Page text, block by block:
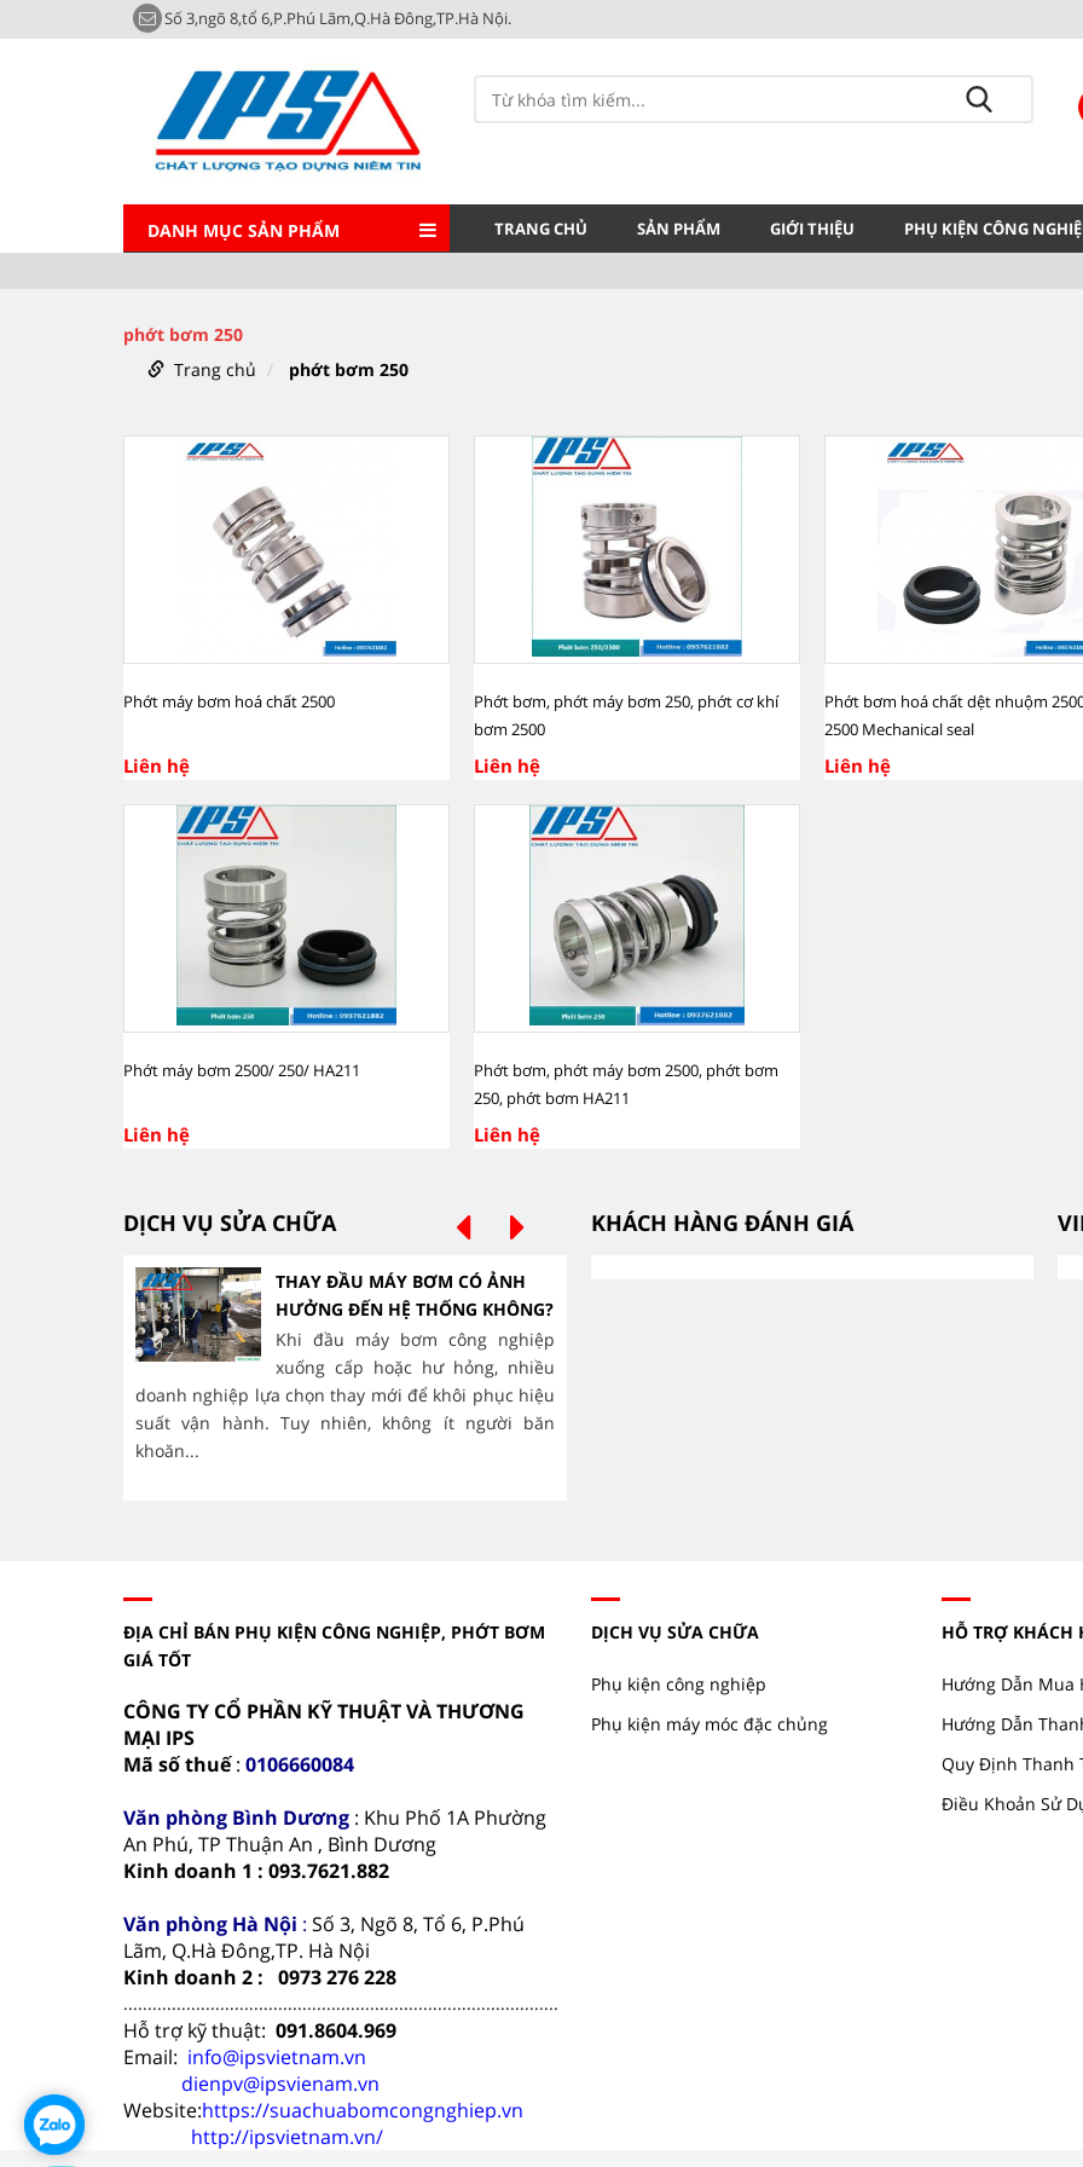
Số 3,ngõ 8,tổ 6,P.Phú Lãm,Q.Hà Đông,TP.Hà Nội.
DANH MỤC SẢN PHẨM TRANG CHỦ SẢN PHẨM GIỚI THIỆU PHỤ KIỆN CÔNG
phớt bơm 250
Trang chủ
phớt bơm 250
Phớt máy bơm hoá chất 2500
Liên hệ
Phớt bơm, phớt máy bơm 250, phớt cơ khí
bơm 2500
Liên hệ
Phớt bơm hoá chất dệt nhuộm
2500 Mechanical seal
Liên hệ
Phớt máy bơm 2500/ 250/ HA211
Liên hệ
Phớt bơm, phớt máy bơm 2500, phớt bơm
250, phớt bơm HA211
Liên hệ
DỊCH VỤ SỬA CHỮA
THAY ĐẦU MÁY BƠM CÓ ẢNH
HƯỞNG ĐẾN HỆ THỐNG KHÔNG?
Khi đầu máy bơm công nghiệp
xuống cấp hoặc hư hỏng, nhiều
doanh nghiệp lựa chọn thay mới để khôi phục hiệu
suất vận hành. Tuy nhiên, không ít người băn
khoăn...
KHÁCH HÀNG ĐÁNH GIÁ
ĐỊA CHỈ BÁN PHỤ KIỆN CÔNG NGHIỆP, PHỚT BƠM
GIÁ TỐT
CÔNG TY CỔ PHẦN KỸ THUẬT VÀ THƯƠNG
MẠI IPS
Mã số thuế: 0106660084
Văn phòng Bình Dương : Khu Phố 1A Phường
An Phú, TP Thuận An , Bình Dương
Kinh doanh 1 : 093.7621.882
Văn phòng Hà Nội : Số 3, Ngõ 8, Tổ 6, P.Phú
Lãm, Q.Hà Đông,TP. Hà Nội
Kinh doanh 2 : 0973 276 228
..........................................................................................
Hỗ trợ kỹ thuật: 091.8604.969
Email: info@ipsvietnam.vn
dienpv@ipsvienam.vn
Website:https://suachuabomcongnghiep.vn
http://ipsvietnam.vn/
DỊCH VỤ SỬA CHỮA
Phụ kiện công nghiệp
Phụ kiện máy móc đặc chủng
HỖ TRỢ KHÁCH
Hướng Dẫn Mua
Hướng Dẫn
Quy Định Thanh
Điều Khoản Sử